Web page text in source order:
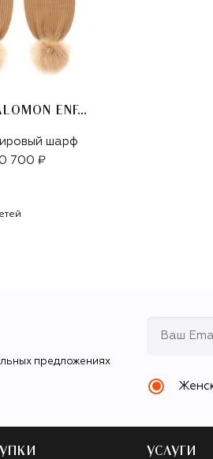
YVES SALOMON ENFANT
шарф
700 ₽
предложениях
УСЛУГИ